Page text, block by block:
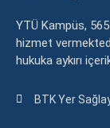
YTÜ Kampüs,
hizmet
hukuka aykırı
BTK Yer